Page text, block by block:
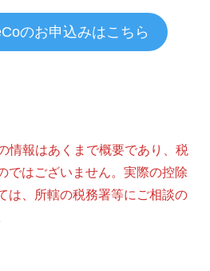
のお申込みはこちら
情報はあくまで概要であり、税
ではございません。実際の控除
は、所轄の税務署等にご相談の